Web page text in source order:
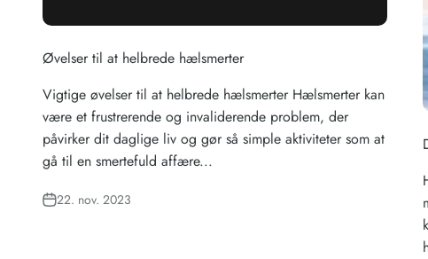
Øvelser til at helbrede hælsmerter
Vigtige øvelser til at helbrede hælsmerter Hælsmerter kan
være et frustrerende og invaliderende problem, der
påvirker dit daglige liv og gør så simple aktiviteter som at
gå til en smertefuld affære...
22. nov. 2023